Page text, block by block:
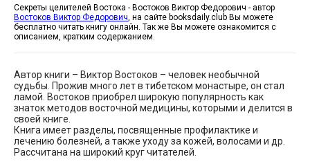
Секреты целителей Востока - Востоков Виктор Федорович - автор
Востоков Виктор Федорович, на сайте booksdaily.club Вы можете
бесплатно читать книгу онлайн. Так же Вы можете ознакомится с
описанием, кратким содержанием.
Автор книги – Виктор Востоков – человек необычной
судьбы. Прожив много лет в тибетском монастыре, он стал
ламой. Востоков приобрел широкую популярность как
знаток методов восточной медицины, которыми и делится в
своей книге.
Книга имеет разделы, посвященные профилактике и
лечению болезней, а также уходу за кожей, волосами и др.
Рассчитана на широкий круг читателей.